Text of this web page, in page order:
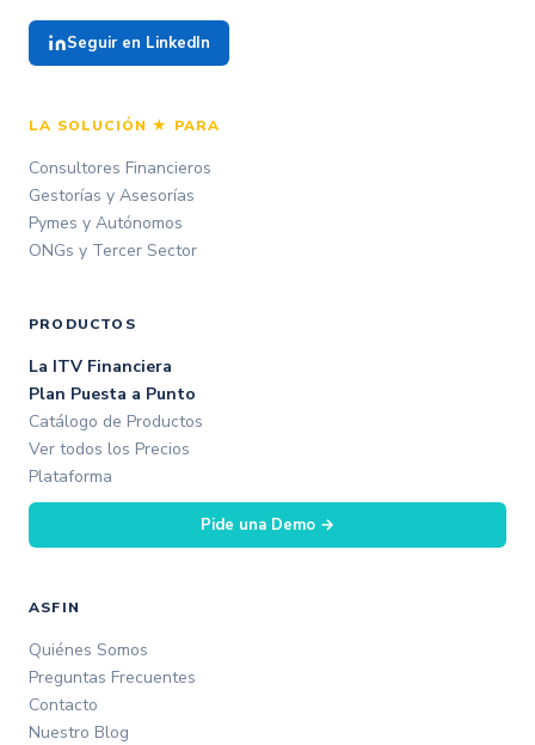
Seguir en LinkedIn
LA SOLUCIÓN ★ PARA
Consultores Financieros
Gestorías y Asesorías
Pymes y Autónomos
ONGs y Tercer Sector
PRODUCTOS
La ITV Financiera
Plan Puesta a Punto
Catálogo de Productos
Ver todos los Precios
Plataforma
Pide una Demo →
ASFIN
Quiénes Somos
Preguntas Frecuentes
Contacto
Nuestro Blog